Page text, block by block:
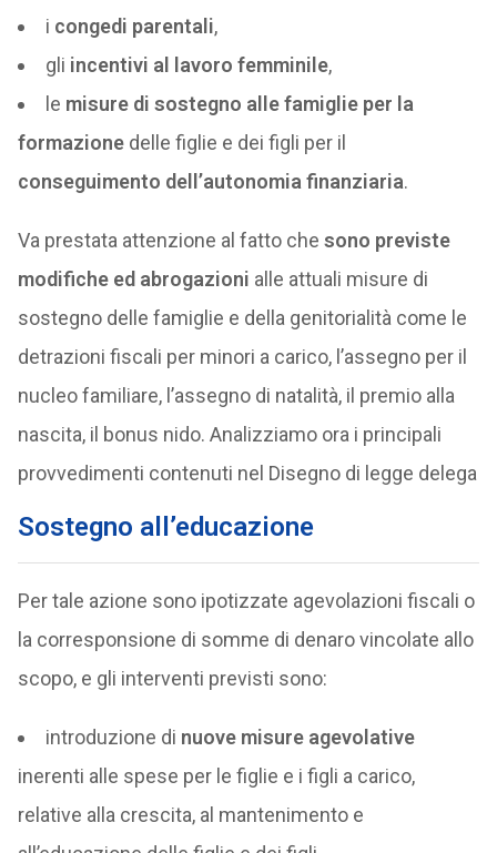
i congedi parentali,
gli incentivi al lavoro femminile,
le misure di sostegno alle famiglie per la
formazionedelle figlie e dei figli per il
conseguimento dell’autonomia finanziaria.
Va prestata attenzione al fatto che sono previste
modifiche ed abrogazioni alle attuali misure di
sostegno delle famiglie e della genitorialità come le
detrazioni fiscali per minori a carico, l’assegno per il
nucleo familiare, l’assegno di natalità, il premio alla
nascita, il bonus nido. Analizziamo ora i principali
provvedimenti contenuti nel Disegno di legge delega
Sostegno all’educazione
Per tale azione sono ipotizzate agevolazioni fiscali o
la corresponsione di somme di denaro vincolate allo
scopo, e gli interventi previsti sono:
introduzione di nuove misure agevolative
inerenti alle spese per le figlie e i figli a carico,
relative alla crescita, al mantenimento e